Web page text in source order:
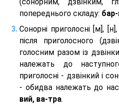
попереднього складу:
Сонорні приголосні [м], [н],
після приголосного
голосним разом із
належать до
приголосні - дзвінкий і
- обидва належать до
вий, ва-тра.